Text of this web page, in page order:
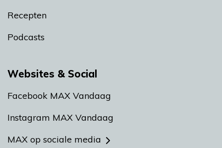
Recepten
Podcasts
Websites & Social
Facebook MAX Vandaag
Instagram MAX Vandaag
MAX op sociale media